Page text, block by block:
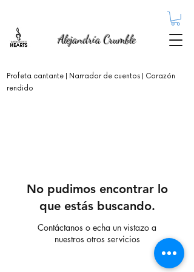
Alejandría Crumble
Profeta cantante
| Narrador de cuentos | Corazón
rendido
No pudimos encontrar lo
que estás buscando.
Contáctanos o echa un vistazo a
nuestros otros servicios